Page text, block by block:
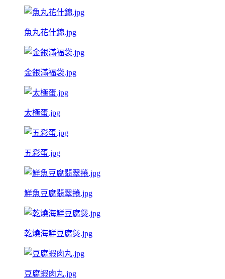
魚丸花什錦.jpg
金銀滿福袋.jpg
太極蛋.jpg
五彩蛋.jpg
鮮魚豆腐翡翠捲.jpg
乾燒海鮮豆腐煲.jpg
豆腐蝦肉丸.jpg